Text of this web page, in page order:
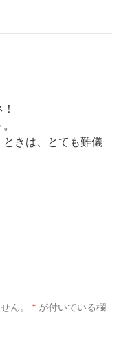
きは、とても難儀
ん。 * が付いている欄